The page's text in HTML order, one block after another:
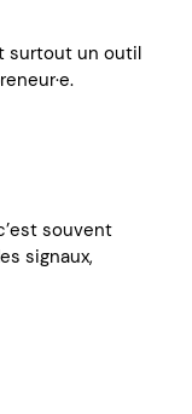
surtout un outil
souvent
signaux,